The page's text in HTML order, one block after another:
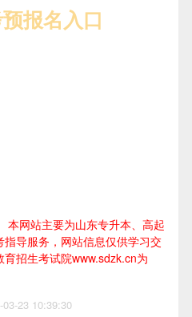
报名入口
本网站主要为山东专升本、高起
导服务，网站信息仅供学习交
招生考试院www.sdzk.cn为
23 10:39:30